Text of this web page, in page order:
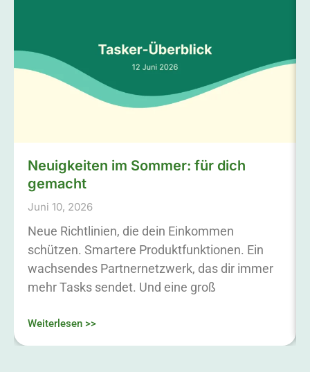
Neuigkeiten im Sommer: für dich
gemacht
Juni 10, 2026
Neue Richtlinien, die dein Einkommen
schützen. Smartere Produktfunktionen. Ein
wachsendes Partnernetzwerk, das dir immer
mehr Tasks sendet. Und eine groß
Weiterlesen >>